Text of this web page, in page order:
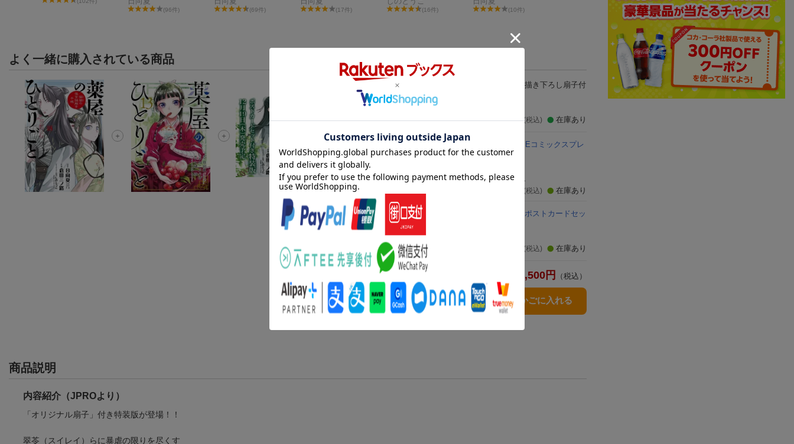
(96件) (69件) (17件) (16件) (10件) (33件)
版
(2件)
よく一緒に購入されている商品
薬屋のひとりごと〜猫猫の後宮謎解き手帳〜 18 描き下ろし扇子付
き特装版（サンデーGXコミックス）
日向 夏
2024年03月19日頃発売／ 小学館 2,420円 (税込) 在庫あり
薬屋のひとりごと（13）特装版 小冊子付き
（SEコミックスプレ
ミアム）
日向夏
2024年03月25日発売／ スクウェア・エニックス
(税込) 在庫あり
薬屋のひとりごと〜猫猫の後宮謎解き手帳〜 19 ポストカードセッ
ト付特装版（サンデーGXコミックス）
2024年12月19日頃発売
(税込) 在庫あり
5,500 円 （税込）
3点とも買い物かごに入れる
商品説明
内容紹介（JPROより）
「オリジナル扇子」付き特装版が登場！！
翠苓（スイレイ）らに暴虐の限りを尽くす